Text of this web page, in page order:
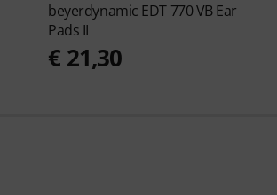
beyerdynamic EDT 770 VB Ear
Pads II
€ 21,30